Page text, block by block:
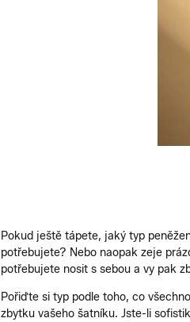
Pokud ještě tápete, jaký typ
potřebujete? Nebo naopak zeje
potřebujete nosit s sebou a vy pak
Pořiďte si typ podle toho, co
zbytku vašeho šatníku. Jste-li